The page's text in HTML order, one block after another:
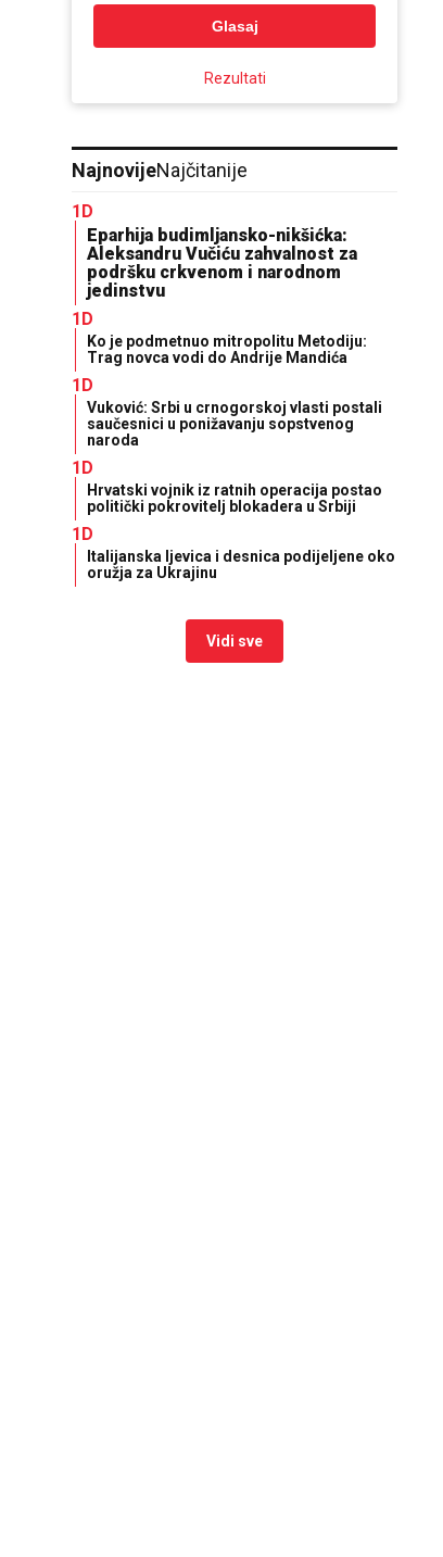
Glasaj
Rezultati
NajnovijeNajčitanije
1D
Eparhija budimljansko-nikšićka:
Aleksandru Vučiću zahvalnost za
podršku crkvenom i narodnom
jedinstvu
1D
Ko je podmetnuo mitropolitu Metodiju:
Trag novca vodi do Andrije Mandića
1D
Vuković: Srbi u crnogorskoj vlasti postali
saučesnici u ponižavanju sopstvenog
naroda
1D
Hrvatski vojnik iz ratnih operacija postao
politički pokrovitelj blokadera u Srbiji
1D
Italijanska ljevica i desnica podijeljene oko
oružja za Ukrajinu
Vidi sve